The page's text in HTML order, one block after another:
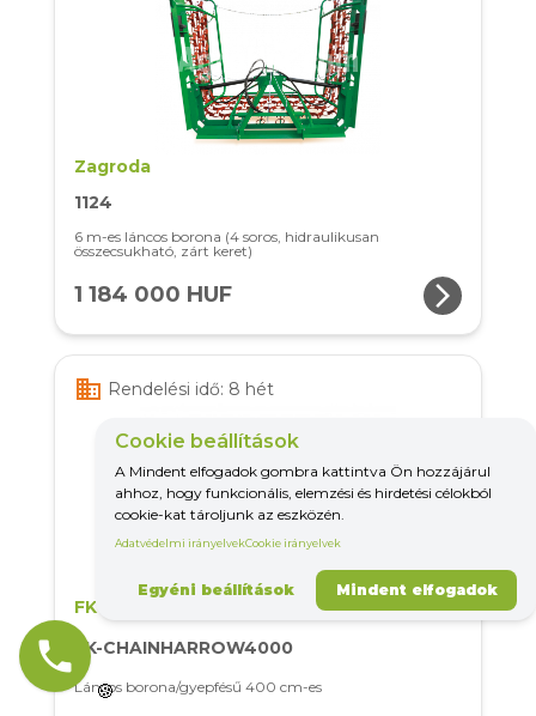
Zagroda
1124
6 m-es láncos borona (4 soros, hidraulikusan
összecsukható, zárt keret)
1 184 000 HUF arrow_forward_ios
business Rendelési idő: 8 hét
FK Machinery
FK-CHAINHARROW4000
Láncos borona/gyepfésű 400 cm-es
phone
🍪
Cookie beállítások
A Mindent elfogadok gombra kattintva Ön hozzájárul
ahhoz, hogy funkcionális, elemzési és hirdetési célokból
cookie-kat tároljunk az eszközén.
Adatvédelmi irányelvekCookie irányelvek
Egyéni beállítások Mindent elfogadok